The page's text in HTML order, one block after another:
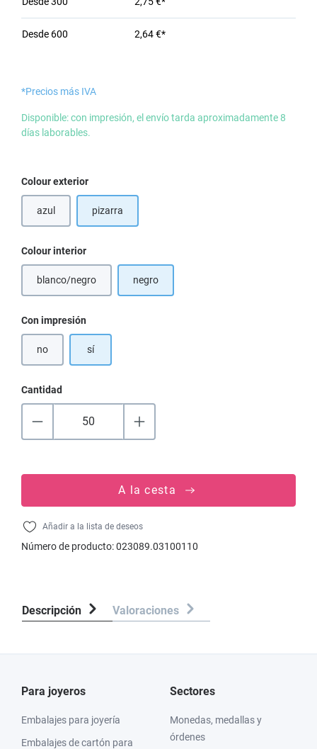
Desde 600 2,64 €*
*Precios más IVA
Disponible: con impresión, el envío tarda aproximadamente 8
días laborables.
Seleccione
Colour exterior
azul(Esta opción no está disponible en este momento.)
pizarra
Seleccione
Colour interior
blanco/negro
(Esta opción no está disponible en este momento.)
negro
Seleccione
Con impresión
no sí
Cantidad
A la cesta
Añadir a la lista de deseos
Número de producto:023089.03100110
Descripción Valoraciones
Para joyeros
Embalajes para joyería
Embalajes de cartón para
Sectores
Monedas, medallas y
órdenes